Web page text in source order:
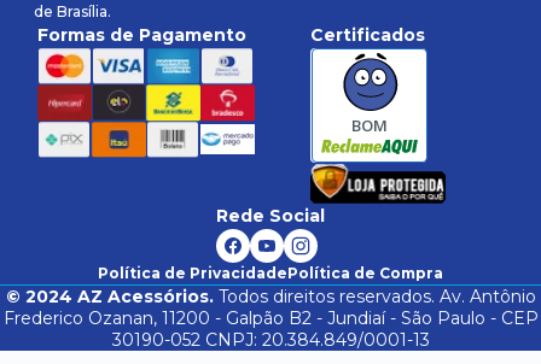
de Brasília.
Formas de Pagamento Certificados
BOM
Rede Social
Política de PrivacidadePolítica de Compra
© 2024 AZ Acessórios.Todos direitos reservados. Av. Antônio
Frederico Ozanan, 11200 - Galpão B2 - Jundiaí - São Paulo - CEP
30190-052 CNPJ: 20.384.849/0001-13